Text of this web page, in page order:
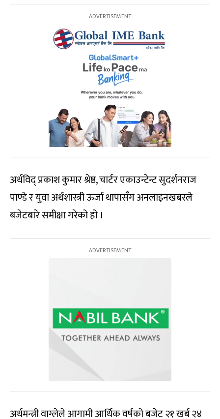
अर्थविद् प्रकाश कुमार श्रेष्ठ, चार्टर एकाउन्टेन्ट सुदर्शनराज
पाण्डे र युवा अर्थशास्त्री ऊर्जा थापासँग अनलाइनखबरले
बजेटबारे समीक्षा गरेको हो ।
अर्थमन्त्री वाग्लेले आगामी आर्थिक वर्षको बजेट २१ खर्ब २४